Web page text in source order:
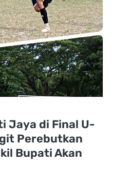
Jaya di Final U-
Perebutkan
Bupati Akan